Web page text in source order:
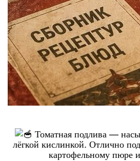
Томатная подлива —
лёгкой кислинкой. Отлично
картофельному пюре